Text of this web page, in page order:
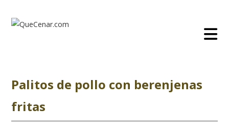
contenido
Palitos de pollo con berenjenas
fritas